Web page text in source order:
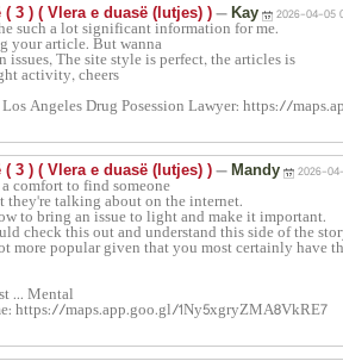
3 ) ( Vlera e duasë (lutjes) ) — Kay 2026-04-05
such a lot significant information for me.
your article. But wanna
issues, The site style is perfect, the articles is
activity, cheers
Angeles Drug Posession Lawyer: https://
3 ) ( Vlera e duasë (lutjes) ) — Mandy 2026-
comfort to find someone
they're talking about on the internet.
to bring an issue to light and make it important.
check this out and understand this side of the
more popular given that you most certainly have
... Mental
https://maps.app.goo.gl/1Ny5xgryZMA8VkRE7